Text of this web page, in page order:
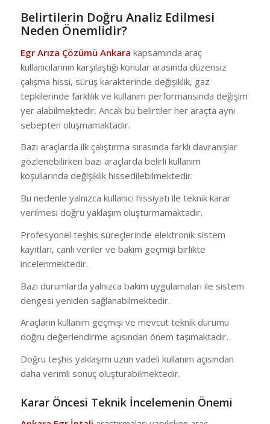
Belirtilerin Doğru Analiz Edilmesi
Neden Önemlidir?
Egr Arıza Çözümü Ankara kapsamında araç
kullanıcılarının karşılaştığı konular arasında düzensiz
çalışma hissi, sürüş karakterinde değişiklik, gaz
tepkilerinde farklılık ve kullanım performansında değişim
yer alabilmektedir. Ancak bu belirtiler her araçta aynı
sebepten oluşmamaktadır.
Bazı araçlarda ilk çalıştırma sırasında farklı davranışlar
gözlenebilirken bazı araçlarda belirli kullanım
koşullarında değişiklik hissedilebilmektedir.
Bu nedenle yalnızca kullanıcı hissiyatı ile teknik karar
verilmesi doğru yaklaşım oluşturmamaktadır.
Profesyonel teşhis süreçlerinde elektronik sistem
kayıtları, canlı veriler ve bakım geçmişi birlikte
incelenmektedir.
Bazı durumlarda yalnızca bakım uygulamaları ile sistem
dengesi yeniden sağlanabilmektedir.
Araçların kullanım geçmişi ve mevcut teknik durumu
doğru değerlendirme açısından önem taşımaktadır.
Doğru teşhis yaklaşımı uzun vadeli kullanım açısından
daha verimli sonuç oluşturabilmektedir.
Karar Öncesi Teknik İncelemenin Önemi